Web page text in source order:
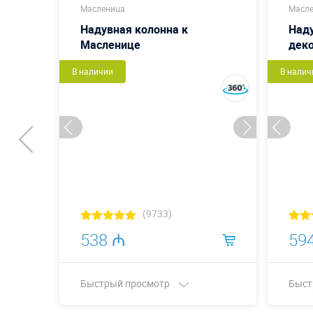
Масленица
Надувная колонна к
Масленице
В наличии
(9733)
538 ₼
Быстрый просмотр
В